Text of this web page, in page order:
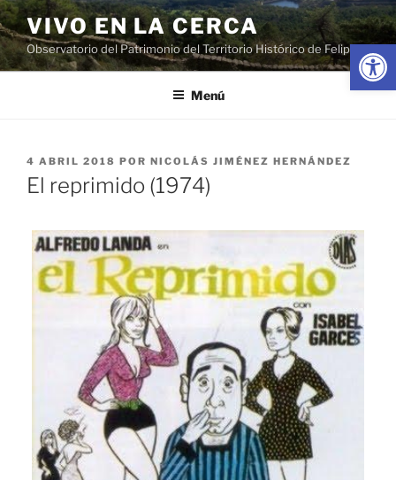
Abrir
Saltar
al
contenido
VIVO EN LA CERCA
Observatorio del Patrimonio del Territorio Histórico de Felipe II
Menú
PUBLICADO
EL
4 ABRIL 2018 POR NICOLÁS JIMÉNEZ HERNÁNDEZ
El reprimido (1974)